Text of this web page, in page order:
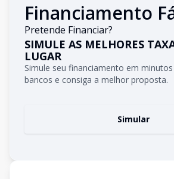
Financiamento
Pretende Financiar?
SIMULE AS MELHORES
LUGAR
Simule seu financiamento em
bancos e consiga a melhor proposta.
Simular